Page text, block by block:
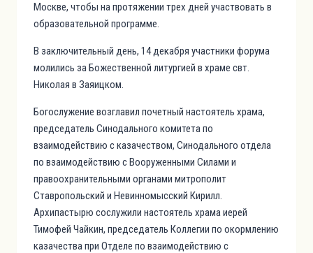
Москве, чтобы на протяжении трех дней участвовать в
образовательной программе.
В заключительный день, 14 декабря участники форума
молились за Божественной литургией в храме свт.
Николая в Заяицком.
Богослужение возглавил почетный настоятель храма,
председатель Синодального комитета по
взаимодействию с казачеством, Синодального отдела
по взаимодействию с Вооруженными Силами и
правоохранительными органами митрополит
Ставропольский и Невинномысский Кирилл.
Архипастырю сослужили настоятель храма иерей
Тимофей Чайкин, председатель Коллегии по окормлению
казачества при Отделе по взаимодействию с